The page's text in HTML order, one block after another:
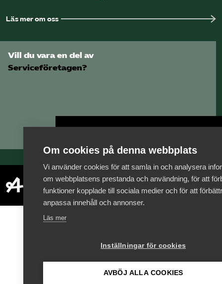
Läs mer om oss
Vill du vara en del av
Serviceföretagen?
Om cookies på denna webbplats
Vi använder cookies för att samla in och analysera
om webbplatsens prestanda och användning, för att
funktioner kopplade till sociala medier och för att
anpassa innehåll och annonser.
Läs mer
Inställningar för cookies
AVBÖJ ALLA COOKIES